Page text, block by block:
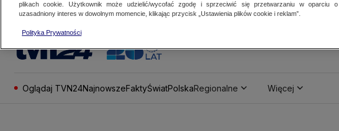
Oglądaj TVN24NajnowszeFaktyŚwiatPolskaRegionalne Więcej
plikach cookie. Użytkownik może udzielić/wycofać zgodę i sprzeciwić się przetwarzaniu w oparciu o
uzasadniony interes w dowolnym momencie, klikając przycisk „Ustawienia plików cookie i reklam”.
Polityka Prywatności